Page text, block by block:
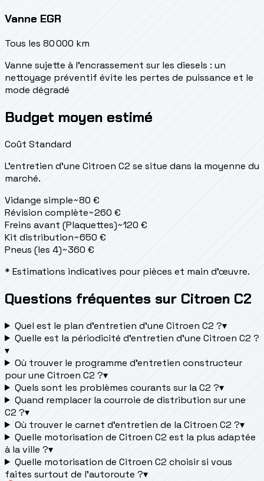
Vanne EGR
Tous les 80 000 km
Vanne sujette à l'encrassement sur les diesels : un
nettoyage préventif évite les pertes de puissance et le
mode dégradé
Budget moyen estimé
Coût Standard
L'entretien d'une Citroen C2 se situe dans la moyenne du
marché.
Vidange simple~80 €
Révision complète~260 €
Freins avant (Plaquettes)~120 €
Kit distribution~650 €
Pneus (les 4)~360 €
* Estimations indicatives pour pièces et main d'œuvre.
Questions fréquentes sur Citroen C2
Quel est le plan d’entretien d’une Citroen C2 ?▾
Quelle est la périodicité d’entretien d’une Citroen C2 ?
▾
Où trouver le programme d’entretien constructeur
pour une Citroen C2 ?▾
Quels sont les problèmes courants sur la C2 ?▾
Quand remplacer la courroie de distribution sur une
C2 ?▾
Où trouver le carnet d'entretien de la Citroen C2 ?▾
Quelle motorisation de Citroen C2 est la plus adaptée
à la ville ?▾
Quelle motorisation de Citroen C2 choisir si vous
faites surtout de l'autoroute ?▾